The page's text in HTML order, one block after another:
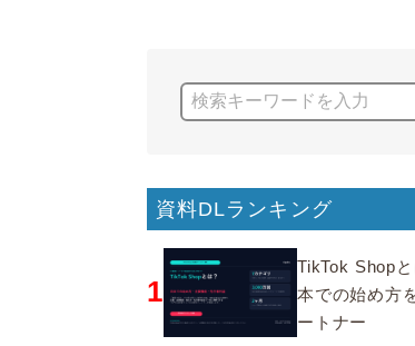
資料DLランキング
1
TikTok Shop
本での始め方
ートナー